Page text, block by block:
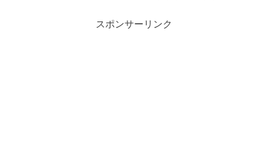
スポンサーリンク